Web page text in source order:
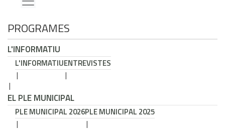
PROGRAMES
L'INFORMATIU
L'INFORMATIUENTREVISTES
EL PLE MUNICIPAL
PLE MUNICIPAL 2026PLE MUNICIPAL 2025